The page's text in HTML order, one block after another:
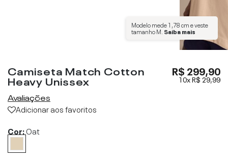
Modelo mede1,78 cme veste
tamanhoM Saiba mais
Camiseta Match Cotton
Heavy Unissex
Avaliações
Adicionar aos favoritos
R$ 299,90
10xR$ 29,99
Cor:Oat